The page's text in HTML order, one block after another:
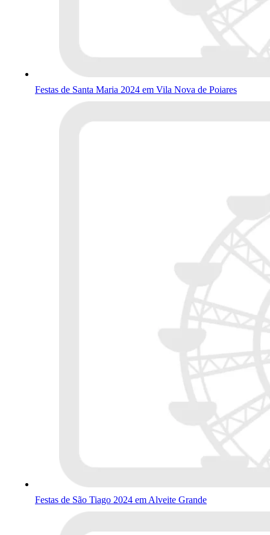
Festas de Santa Maria 2024 em Vila Nova de Poiares
Festas de São Tiago 2024 em Alveite Grande